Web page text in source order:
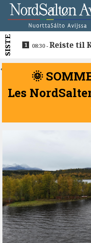
SISTE 08:30 -Reiste til
Anders
<
🌞
Les